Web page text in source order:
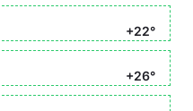
+22°
+26°